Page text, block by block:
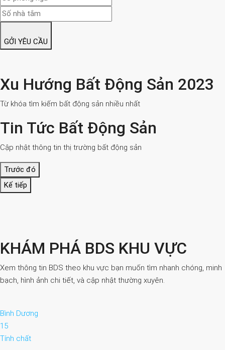
GỞI YÊU CẦU
Xu Hướng Bất Động Sản 2023
Từ khóa tìm kiếm bất động sản nhiều nhất
Tin Tức Bất Động Sản
Cập nhật thông tin thị trường bất động sản
Trước đó
Kế tiếp
KHÁM PHÁ BDS KHU VỰC
Xem thông tin BDS theo khu vực bạn muốn tìm nhanh chóng, minh
bạch, hình ảnh chi tiết, và cập nhật thường xuyên.
Bình Dương
15
Tính chất